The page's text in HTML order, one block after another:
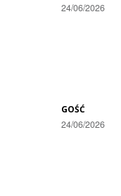
24/06/2026
GOŚĆ
24/06/2026